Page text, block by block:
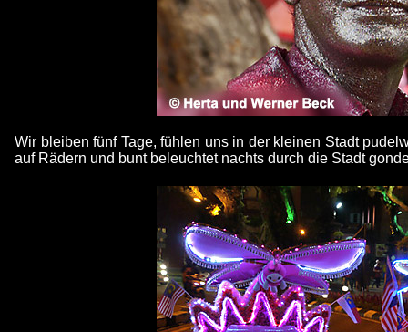
Wir bleiben fünf Tage, fühlen uns in der kleinen Stadt
auf Rädern und bunt beleuchtet nachts durch die Stadt